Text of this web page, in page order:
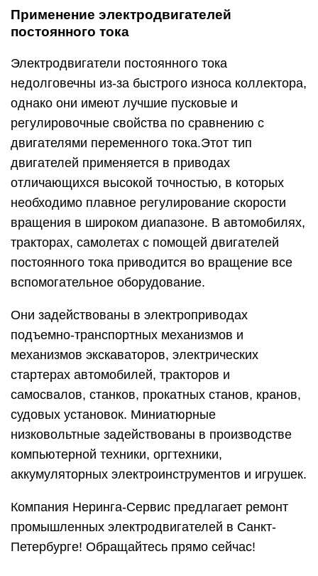
Применение электродвигателей
постоянного тока
Электродвигатели постоянного тока
недолговечны из-за быстрого износа коллектора,
однако они имеют лучшие пусковые и
регулировочные свойства по сравнению с
двигателями переменного тока.Этот тип
двигателей применяется в приводах
отличающихся высокой точностью, в которых
необходимо плавное регулирование скорости
вращения в широком диапазоне. В автомобилях,
тракторах, самолетах с помощей двигателей
постоянного тока приводится во вращение все
вспомогательное оборудование.
Они задействованы в электроприводах
подъемно-транспортных механизмов и
механизмов экскаваторов, электрических
стартерах автомобилей, тракторов и
самосвалов, станков, прокатных станов, кранов,
судовых установок. Миниатюрные
низковольтные задействованы в производстве
компьютерной техники, оргтехники,
аккумуляторных электроинструментов и игрушек.
Компания Неринга-Сервис предлагает ремонт
промышленных электродвигателей в Санкт-
Петербурге! Обращайтесь прямо сейчас!